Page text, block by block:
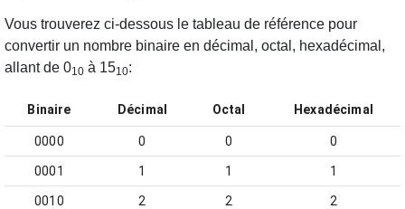
Vous trouverez ci-dessous le tableau de référence pour
convertir un nombre binaire en décimal, octal, hexadécimal,
allant de 010 à 1510:
Binaire Décimal Octal Hexadécimal
0000 0 0 0
0001 1 1 1
0010 2 2 2